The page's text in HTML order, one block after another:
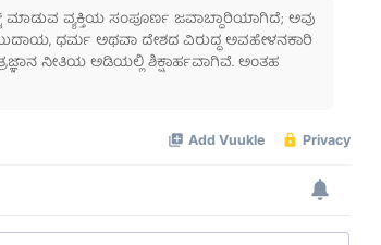
ಮಾಡುವ ವ್ಯಕ್ತಿಯ ಸಂಪೂರ್ಣ ಜವಾಬ್ದಾರಿಯಾಗಿದೆ; ಅವು
ಧರ್ಮ ಅಥವಾ ದೇಶದ ವಿರುದ್ಧ ಅವಹೇಳನಕಾರಿ
ನೀತಿಯ ಅಡಿಯಲ್ಲಿ ಶಿಕ್ಷಾರ್ಹವಾಗಿವೆ. ಅಂತಹ